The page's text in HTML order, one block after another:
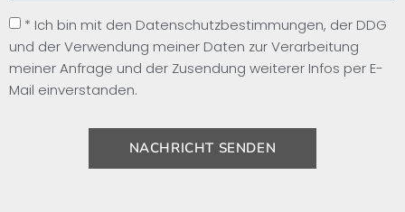
* Ich bin mit den Datenschutzbestimmungen, der DDG
und der Verwendung meiner Daten zur Verarbeitung
meiner Anfrage und der Zusendung weiterer Infos per E-
Mail einverstanden.
NACHRICHT SENDEN